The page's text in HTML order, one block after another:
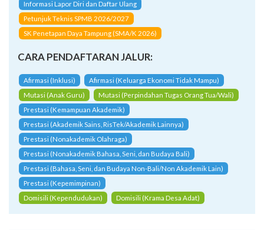
Informasi Lapor Diri dan Daftar Ulang
Petunjuk Teknis SPMB 2026/2027
SK Penetapan Daya Tampung (SMA/K 2026)
CARA PENDAFTARAN JALUR:
Afirmasi (Inklusi)
Afirmasi (Keluarga Ekonomi Tidak Mampu)
Mutasi (Anak Guru)
Mutasi (Perpindahan Tugas Orang Tua/Wali)
Prestasi (Kemampuan Akademik)
Prestasi (Akademik Sains, RisTek/Akademik Lainnya)
Prestasi (Nonakademik Olahraga)
Prestasi (Nonakademik Bahasa, Seni, dan Budaya Bali)
Prestasi (Bahasa, Seni, dan Budaya Non-Bali/Non Akademik Lain)
Prestasi (Kepemimpinan)
Domisili (Kependudukan)
Domisili (Krama Desa Adat)